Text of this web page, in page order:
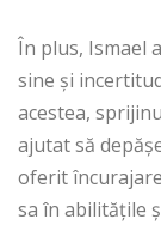
În plus, Ismael
sine și
acestea,
ajutat să
oferit
sa în abilitățile